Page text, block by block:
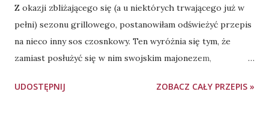
Z okazji zbliżającego się (a u niektórych trwającego już w
pełni) sezonu grillowego, postanowiłam odświeżyć przepis
na nieco inny sos czosnkowy. Ten wyróżnia się tym, że
zamiast posłużyć się w nim swojskim majonezem,
czosnku, 0,5 pęczka natki pietruszki ok. 200 g crème
UDOSTĘPNIJ ZOBACZ CAŁY PRZEPIS »